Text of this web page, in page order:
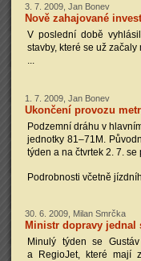
3. 7. 2009, Jan Bonev
Nově zahajované
V poslední době
stavby, které se už
...
1. 7. 2009, Jan Bonev
Ukončení provozu
Podzemní dráhu v
jednotky 81–71M.
týden a na čtvrtek 2. 7.
Podrobnosti včetně
30. 6. 2009, Milan Smrčka
Ministr dopravy
Minulý týden se
a RegioJet, které mají